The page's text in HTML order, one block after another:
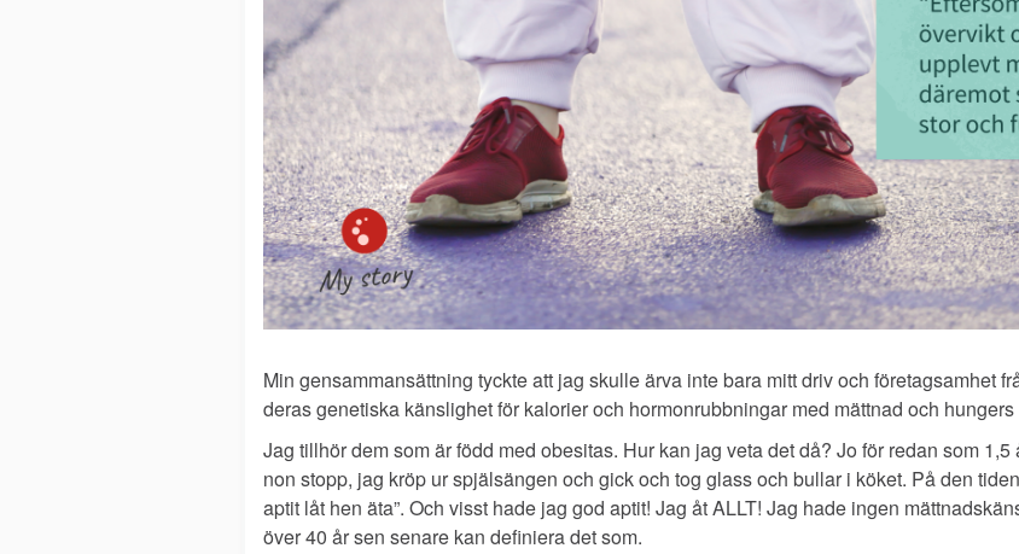
Min gensammansättning tyckte att jag skulle ärva inte bara mitt driv och företagsamhet
deras genetiska känslighet för kalorier och hormonrubbningar med mättnad och
Jag tillhör dem som är född med obesitas. Hur kan jag veta det då? Jo för redan som
non stopp, jag kröp ur spjälsängen och gick och tog glass och bullar i köket. På den
aptit låt hen äta”. Och visst hade jag god aptit! Jag åt ALLT! Jag hade ingen
över 40 år sen senare kan definiera det som.